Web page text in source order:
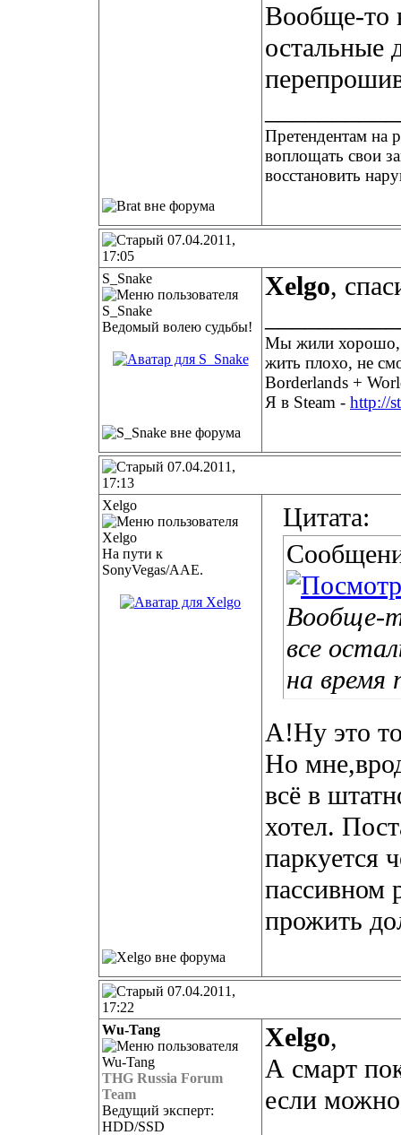
Вообще-то
остальные
Претендентам на
воплощать свои
восстановить
07.04.2011,
17:05
S_Snake
Ведомый волею судьбы!
Xelgo,
Мы жили хорошо,
жить плохо, не
Borderlands +
Я в Steam - http://
07.04.2011,
17:13
Xelgo
На пути к
SonyVegas/AAE.
Цитата:
Вообще-
все
на время
А!Ну это
Но
всё в
хотел.
паркуется
пассивном
прожить
07.04.2011,
17:22
Wu-Tang
THG Russia Forum
Team
Ведущий эксперт:
HDD/SSD
Xelgo,
А смарт
если